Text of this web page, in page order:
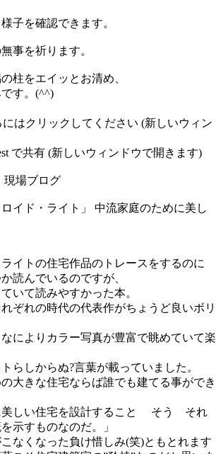
子を確認できます。
事を祈ります。
柱をエイッとお清め、
す。(^^)
にはクリックしてください (新しいウィン
で共有 (新しいウィンドウで開きます)
現場ブログ
イド・ライト」 中流家庭のために美し
イトの住宅作品のトレースをするのに
読んでいるのですが、
いて読みやすかった本。
ぞれの時代の代表作がちょうど良いボリ
によりカラー写真が豊富で眺めていて楽
らしからぬ?言葉が載っていました。
の大きな住宅ならば誰でも建てる事ができ
しい住宅を設計すること そう それ
示すものなのだ。」
なくなった負け惜しみ(笑)ともとれます